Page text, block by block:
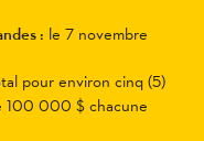
: le 7 novembre
pour environ cinq (5)
100 000 $ chacune